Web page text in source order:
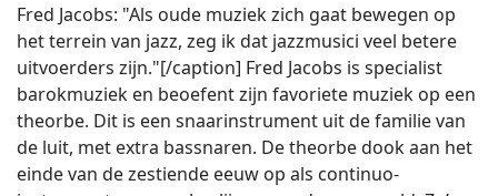
Fred Jacobs: "Als oude muziek zich gaat bewegen op
het terrein van jazz, zeg ik dat jazzmusici veel betere
uitvoerders zijn."[/caption] Fred Jacobs is specialist
barokmuziek en beoefent zijn favoriete muziek op een
theorbe. Dit is een snaarinstrument uit de familie van
de luit, met extra bassnaren. De theorbe dook aan het
einde van de zestiende eeuw op als continuo-